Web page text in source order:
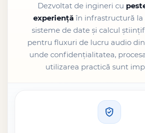
Dezvoltat de ingineri cu
experiențăîn infrastructură la
sisteme de date și calcul
pentru fluxuri de lucru audio
unde confidențialitatea,
utilizarea practică sunt